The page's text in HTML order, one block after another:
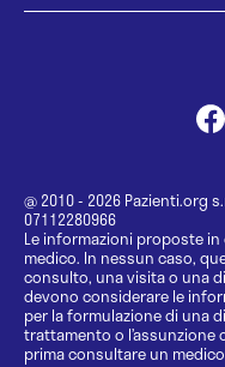
@ 2010 - 2026 Pazienti.org
07112280966
Le informazioni proposte
medico. In nessun caso,
consulto, una visita o una
devono considerare le
per la formulazione di una
trattamento o
prima consultare un